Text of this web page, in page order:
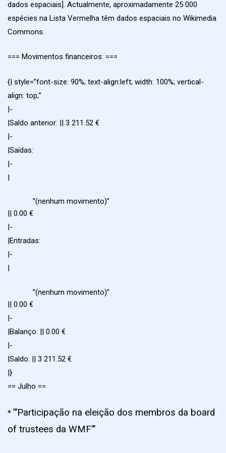
dados espaciais]. Actualmente, aproximadamente 25 000
espécies na Lista Vermelha têm dados espaciais no Wikimedia
Commons.
=== Movimentos financeiros: ===
{| style=”font-size: 90%; text-align:left; width: 100%; vertical-
align: top;”
|-
|Saldo anterior: || 3 211.52 €
|-
|Saídas:
|-
|
”(nenhum movimento)”
|| 0.00 €
|-
|Entradas:
|-
|
”(nenhum movimento)”
|| 0.00 €
|-
|Balanço: || 0.00 €
|-
|Saldo: || 3 211.52 €
|}
== Julho ==
* ”’Participação na eleição dos membros da board
of trustees da WMF”’